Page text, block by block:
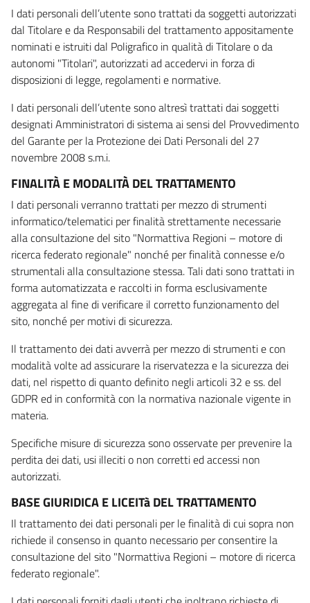
I dati personali dell’utente sono trattati da soggetti autorizzati
dal Titolare e da Responsabili del trattamento appositamente
nominati e istruiti dal Poligrafico in qualità di Titolare o da
autonomi "Titolari", autorizzati ad accedervi in forza di
disposizioni di legge, regolamenti e normative.
I dati personali dell’utente sono altresì trattati dai soggetti
designati Amministratori di sistema ai sensi del Provvedimento
del Garante per la Protezione dei Dati Personali del 27
novembre 2008 s.m.i.
FINALITÀ E MODALITÀ DEL TRATTAMENTO
I dati personali verranno trattati per mezzo di strumenti
informatico/telematici per finalità strettamente necessarie
alla consultazione del sito "Normattiva Regioni – motore di
ricerca federato regionale" nonché per finalità connesse e/o
strumentali alla consultazione stessa. Tali dati sono trattati in
forma automatizzata e raccolti in forma esclusivamente
aggregata al fine di verificare il corretto funzionamento del
sito, nonché per motivi di sicurezza.
Il trattamento dei dati avverrà per mezzo di strumenti e con
modalità volte ad assicurare la riservatezza e la sicurezza dei
dati, nel rispetto di quanto definito negli articoli 32 e ss. del
GDPR ed in conformità con la normativa nazionale vigente in
materia.
Specifiche misure di sicurezza sono osservate per prevenire la
perdita dei dati, usi illeciti o non corretti ed accessi non
autorizzati.
BASE GIURIDICA E LICEITà DEL TRATTAMENTO
Il trattamento dei dati personali per le finalità di cui sopra non
richiede il consenso in quanto necessario per consentire la
consultazione del sito "Normattiva Regioni – motore di ricerca
federato regionale".